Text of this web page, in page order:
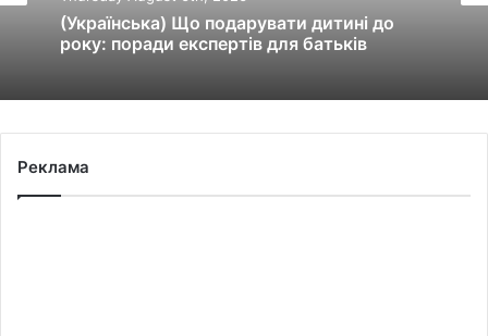
(Українська) Що подарувати дитині до
року: поради експертів для батьків
Реклама